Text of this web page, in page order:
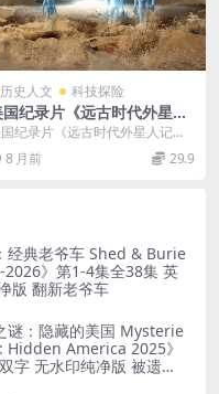
历史人文 科技探险
纪录片《远古时代外星人
录 Alien Encounters in A
Times 2021》英语中
双字 官方纯净版 1080P/M
纪录片《远古时代外星人记录
Alien Encounters in Anci...
8 月前 29.9
经典老爷车 Shed & Burie
》第1-4集全38集 英
版 翻新老爷车
谜：隐藏的美国 Mysterie
America 2025》
字 无水印纯净版 被遗弃